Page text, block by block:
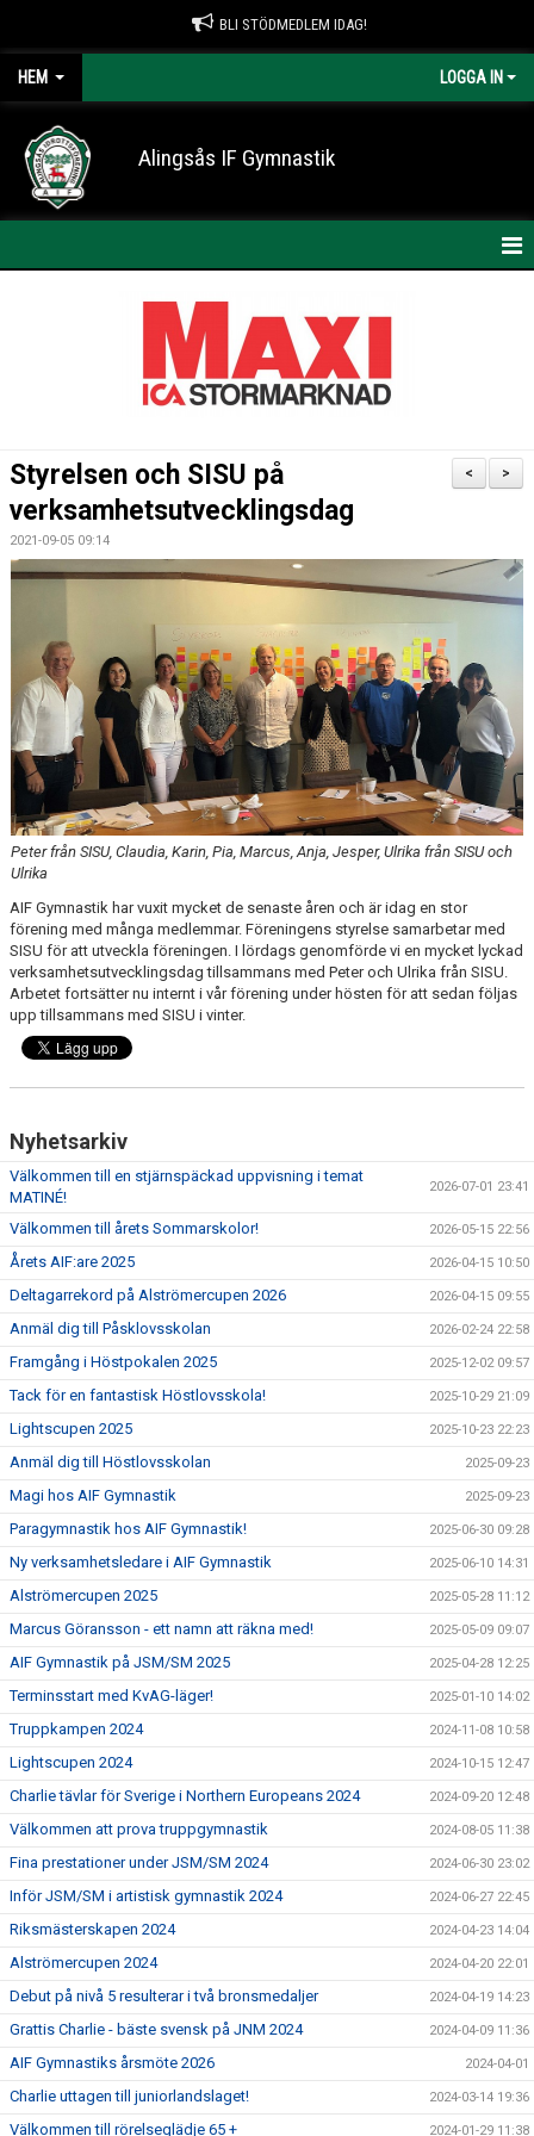
BLI STÖDMEDLEM IDAG!
HEM LOGGA IN
Alingsås IF Gymnastik
ARRANGEMANG
SPONSRING
GYMNASTIKENS HUS
GRÖNA TRÅDEN
FRÅGOR & SVAR
>
<
Styrelsen och SISU på
verksamhetsutvecklingsdag
2021-09-05 09:14
Peter från SISU, Claudia, Karin, Pia, Marcus, Anja, Jesper, Ulrika från SISU och
Ulrika
AIF Gymnastik har vuxit mycket de senaste åren och är idag en stor
förening med många medlemmar. Föreningens styrelse samarbetar med
SISU för att utveckla föreningen. I lördags genomförde vi en mycket lyckad
verksamhetsutvecklingsdag tillsammans med Peter och Ulrika från SISU.
Arbetet fortsätter nu internt i vår förening under hösten för att sedan följas
upp tillsammans med SISU i vinter.
Nyhetsarkiv
Välkommen till en stjärnspäckad uppvisning i temat
MATINÉ!
2026-07-01 23:41
Välkommen till årets Sommarskolor! 2026-05-15 22:56
Årets AIF:are 2025 2026-04-15 10:50
Deltagarrekord på Alströmercupen 2026 2026-04-15 09:55
Anmäl dig till Påsklovsskolan 2026-02-24 22:58
Framgång i Höstpokalen 2025 2025-12-02 09:57
Tack för en fantastisk Höstlovsskola! 2025-10-29 21:09
Lightscupen 2025 2025-10-23 22:23
Anmäl dig till Höstlovsskolan 2025-09-23
Magi hos AIF Gymnastik 2025-09-23
Paragymnastik hos AIF Gymnastik! 2025-06-30 09:28
Ny verksamhetsledare i AIF Gymnastik 2025-06-10 14:31
Alströmercupen 2025 2025-05-28 11:12
Marcus Göransson - ett namn att räkna med! 2025-05-09 09:07
AIF Gymnastik på JSM/SM 2025 2025-04-28 12:25
Terminsstart med KvAG-läger! 2025-01-10 14:02
Truppkampen 2024 2024-11-08 10:58
Lightscupen 2024 2024-10-15 12:47
Charlie tävlar för Sverige i Northern Europeans 2024 2024-09-20 12:48
Välkommen att prova truppgymnastik 2024-08-05 11:38
Fina prestationer under JSM/SM 2024 2024-06-30 23:02
Inför JSM/SM i artistisk gymnastik 2024 2024-06-27 22:45
Riksmästerskapen 2024 2024-04-23 14:04
Alströmercupen 2024 2024-04-20 22:01
Debut på nivå 5 resulterar i två bronsmedaljer 2024-04-19 14:23
Grattis Charlie - bäste svensk på JNM 2024 2024-04-09 11:36
AIF Gymnastiks årsmöte 2026 2024-04-01
Charlie uttagen till juniorlandslaget! 2024-03-14 19:36
Välkommen till rörelseglädje 65 + 2024-01-29 11:38